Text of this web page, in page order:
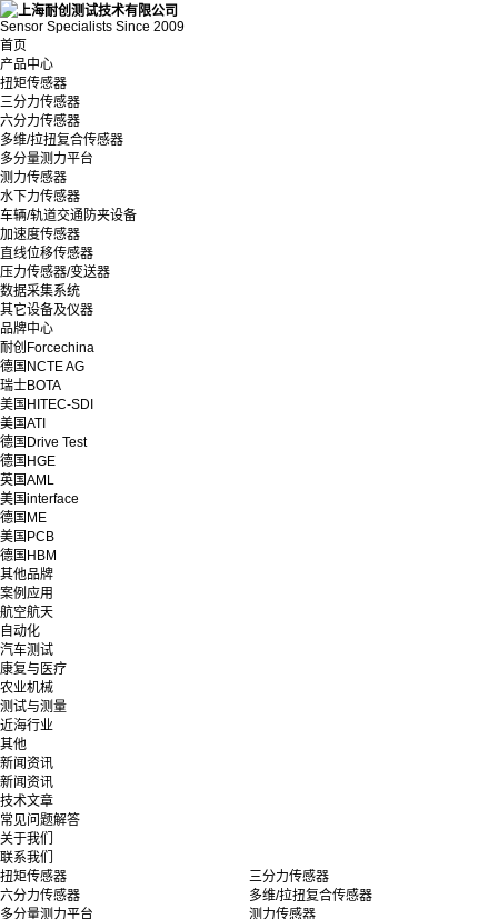
Sensor Specialists Since 2009
首页
产品中心
扭矩传感器
三分力传感器
六分力传感器
多维/拉扭复合传感器
多分量测力平台
测力传感器
水下力传感器
车辆/轨道交通防夹设备
加速度传感器
直线位移传感器
压力传感器/变送器
数据采集系统
其它设备及仪器
品牌中心
耐创Forcechina
德国NCTE AG
瑞士BOTA
美国HITEC-SDI
美国ATI
德国Drive Test
德国HGE
英国AML
美国interface
德国ME
美国PCB
德国HBM
其他品牌
案例应用
航空航天
自动化
汽车测试
康复与医疗
农业机械
测试与测量
近海行业
其他
新闻资讯
新闻资讯
技术文章
常见问题解答
关于我们
联系我们
扭矩传感器
三分力传感器
六分力传感器
多维/拉扭复合传感器
多分量测力平台
测力传感器